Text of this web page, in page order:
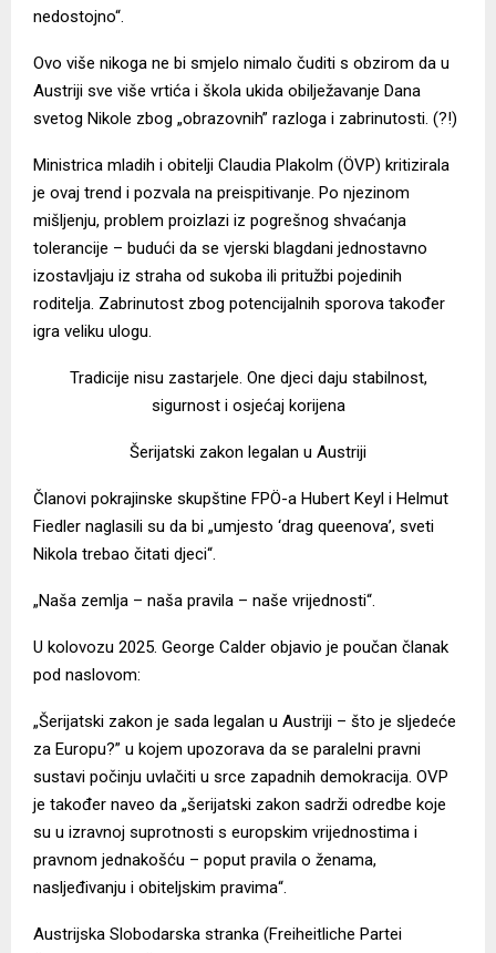
nedostojno“.
Ovo više nikoga ne bi smjelo nimalo čuditi s obzirom da u
Austriji sve više vrtića i škola ukida obilježavanje Dana
svetog Nikole zbog „obrazovnih” razloga i zabrinutosti. (?!)
Ministrica mladih i obitelji Claudia Plakolm (ÖVP) kritizirala
je ovaj trend i pozvala na preispitivanje. Po njezinom
mišljenju, problem proizlazi iz pogrešnog shvaćanja
tolerancije – budući da se vjerski blagdani jednostavno
izostavljaju iz straha od sukoba ili pritužbi pojedinih
roditelja. Zabrinutost zbog potencijalnih sporova također
igra veliku ulogu.
Tradicije nisu zastarjele. One djeci daju stabilnost,
sigurnost i osjećaj korijena
Šerijatski zakon legalan u Austriji
Članovi pokrajinske skupštine FPÖ-a Hubert Keyl i Helmut
Fiedler naglasili su da bi „umjesto ‘drag queenova’, sveti
Nikola trebao čitati djeci“.
„Naša zemlja – naša pravila – naše vrijednosti“.
U kolovozu 2025. George Calder objavio je poučan članak
pod naslovom:
„Šerijatski zakon je sada legalan u Austriji – što je sljedeće
za Europu?” u kojem upozorava da se paralelni pravni
sustavi počinju uvlačiti u srce zapadnih demokracija. OVP
je također naveo da „šerijatski zakon sadrži odredbe koje
su u izravnoj suprotnosti s europskim vrijednostima i
pravnom jednakošću – poput pravila o ženama,
nasljeđivanju i obiteljskim pravima“.
Austrijska Slobodarska stranka (Freiheitliche Partei